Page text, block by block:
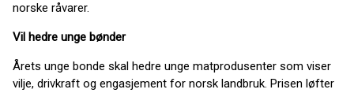
norske råvarer.
Vil hedre unge bønder
Årets unge bonde skal hedre unge matprodusenter som viser
vilje, drivkraft og engasjement for norsk landbruk. Prisen løfter